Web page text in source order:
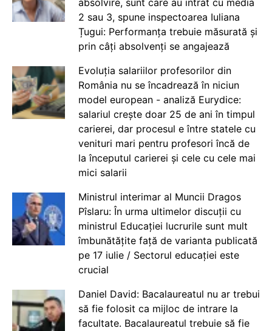
absolvire, sunt care au intrat cu media
2 sau 3, spune inspectoarea Iuliana
Țugui: Performanța trebuie măsurată și
prin câți absolvenți se angajează
Evoluția salariilor profesorilor din
România nu se încadrează în niciun
model european - analiză Eurydice:
salariul crește doar 25 de ani în timpul
carierei, dar procesul e între statele cu
venituri mari pentru profesori încă de
la începutul carierei și cele cu cele mai
mici salarii
Ministrul interimar al Muncii Dragos
Pîslaru: În urma ultimelor discuții cu
ministrul Educației lucrurile sunt mult
îmbunătățite față de varianta publicată
pe 17 iulie / Sectorul educației este
crucial
Daniel David: Bacalaureatul nu ar trebui
să fie folosit ca mijloc de intrare la
facultate. Bacalaureatul trebuie să fie